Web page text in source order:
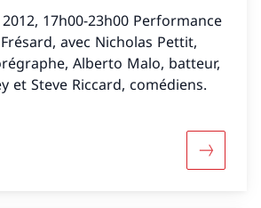
17h00-23h00 Performance
avec Nicholas Pettit,
Alberto Malo, batteur,
et Steve Riccard, comédiens.